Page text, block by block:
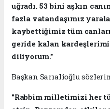
uğradı. 53 bini aşkın
fazla vatandaşımız
kaybettiğimiz tüm
geride kalan
diliyorum."
Başkan Sarıalioğlu
"Rabbim milletimizi her